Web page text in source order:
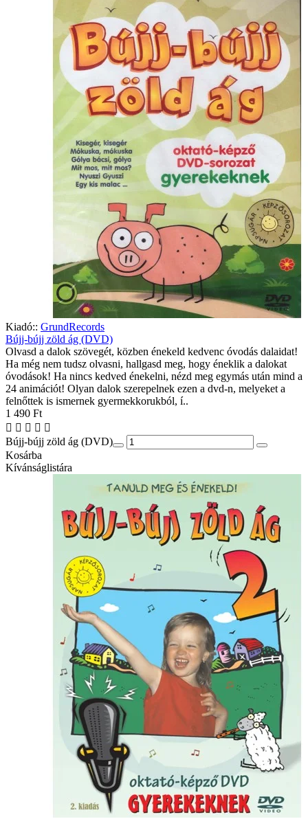
Kiadó:: GrundRecords
Bújj-bújj zöld ág (DVD)
Olvasd a dalok szövegét, közben énekeld kedvenc óvodás dalaidat!
Ha még nem tudsz olvasni, hallgasd meg, hogy éneklik a dalokat
óvodások! Ha nincs kedved énekelni, nézd meg egymás után mind a
24 animációt! Olyan dalok szerepelnek ezen a dvd-n, melyeket a
felnőttek is ismernek gyermekkorukból, í..
1 490 Ft
Bújj-bújj zöld ág (DVD)
Kosárba
Kívánságlistára